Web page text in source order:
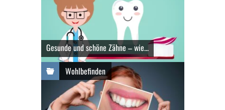
Gesunde und schöne Zähne – wie...
Wohlbefinden